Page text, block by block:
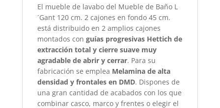
El mueble de lavabo del Mueble de Baño L
´Gant 120 cm. 2 cajones en fondo 45 cm.
está distribuido en 2 amplios cajones
montados con guías progresivas Hettich de
extracción total y cierre suave muy
agradable de abrir y cerrar. Para su
fabricación se emplea Melamina de alta
densidad y frontales en DMD. Dispones de
una gran cantidad de acabados con los que
combinar casco, marco y frentes o elegir el